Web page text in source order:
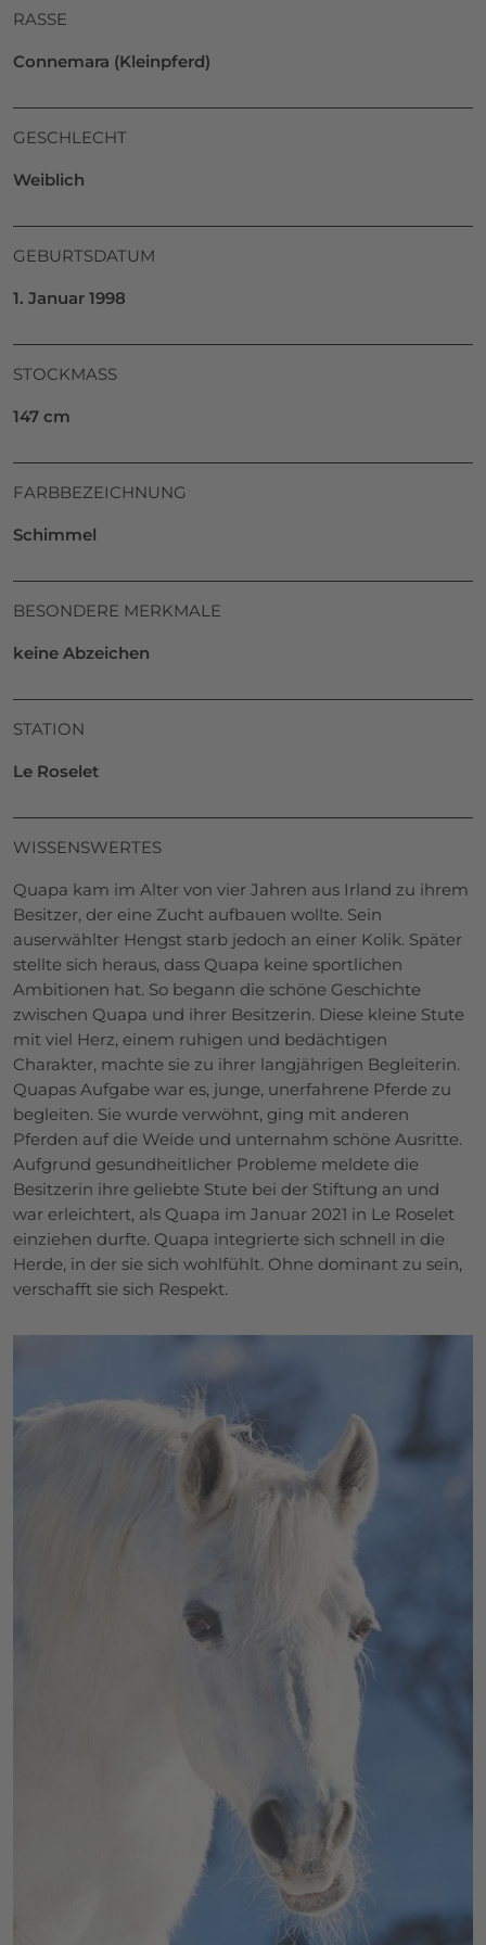
RASSE
Connemara (Kleinpferd)
GESCHLECHT
Weiblich
GEBURTSDATUM
1. Januar 1998
STOCKMASS
147 cm
FARBBEZEICHNUNG
Schimmel
BESONDERE MERKMALE
keine Abzeichen
STATION
Le Roselet
WISSENSWERTES
Quapa kam im Alter von vier Jahren aus Irland zu ihrem
Besitzer, der eine Zucht aufbauen wollte. Sein
auserwählter Hengst starb jedoch an einer Kolik. Später
stellte sich heraus, dass Quapa keine sportlichen
Ambitionen hat. So begann die schöne Geschichte
zwischen Quapa und ihrer Besitzerin. Diese kleine Stute
mit viel Herz, einem ruhigen und bedächtigen
Charakter, machte sie zu ihrer langjährigen Begleiterin.
Quapas Aufgabe war es, junge, unerfahrene Pferde zu
begleiten. Sie wurde verwöhnt, ging mit anderen
Pferden auf die Weide und unternahm schöne Ausritte.
Aufgrund gesundheitlicher Probleme meldete die
Besitzerin ihre geliebte Stute bei der Stiftung an und
war erleichtert, als Quapa im Januar 2021 in Le Roselet
einziehen durfte. Quapa integrierte sich schnell in die
Herde, in der sie sich wohlfühlt. Ohne dominant zu sein,
verschafft sie sich Respekt.